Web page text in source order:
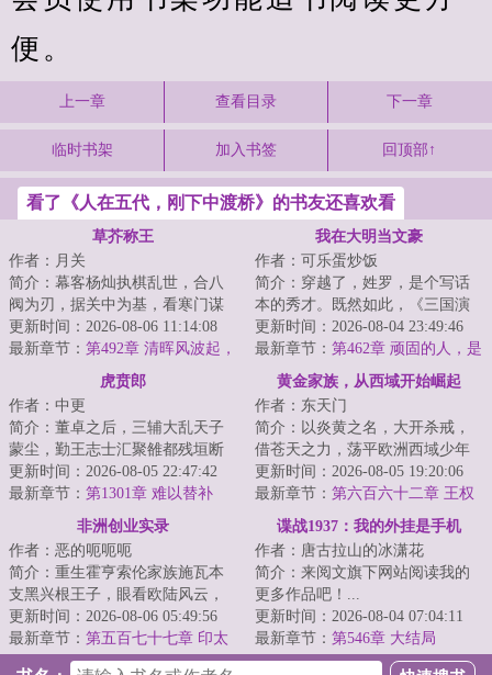
便。
上一章 查看目录 下一章
临时书架 加入书签 回顶部↑
看了《人在五代，刚下中渡桥》的书友还喜欢看
草芥称王
作者：月关
简介：幕客杨灿执棋乱世，合八
阀为刃，据关中为基，看寒门谋
士以权谋为笔、铁血为墨，问鼎
天下！...
更新时间：2026-08-06 11:14:08
最新章节： 第492章 清晖风波起，
我在大明当文豪
作者：可乐蛋炒饭
简介：穿越了，姓罗，是个写话
本的秀才。既然如此，《三国演
义》肯定得写啊，《水浒》《西
游》《红楼》《...
更新时间：2026-08-04 23:49:46
最新章节： 第462章 顽固的人，是
很难改变的
虎贲郎
作者：中更
简介：董卓之后，三辅大乱天子
蒙尘，勤王志士汇聚雒都残垣断
壁之中，肉食者鄙拔剑四顾，国
贼凶狠十倍于胡...
更新时间：2026-08-05 22:47:42
最新章节： 第1301章 难以替补
黄金家族，从西域开始崛起
作者：东天门
简介：以炎黄之名，大开杀戒，
借苍天之力，荡平欧洲西域少年
李骁，以家族为，大炼钢铁，铸
造火炮，屯兵牧...
更新时间：2026-08-05 19:20:06
最新章节： 第六百六十二章 王权
陨落，十日灭国
非洲创业实录
作者：恶的呃呃呃
简介：重生霍亨索伦家族施瓦本
支黑兴根王子，眼看欧陆风云，
大战将起，这欧陆不待也罢。东
非圈地，移民开...
更新时间：2026-08-06 05:49:56
最新章节： 第五百七十七章 印太
谍战1937：我的外挂是手机
作者：唐古拉山的冰潇花
简介：来阅文旗下网站阅读我的
更多作品吧！...
更新时间：2026-08-04 07:04:11
最新章节： 第546章 大结局